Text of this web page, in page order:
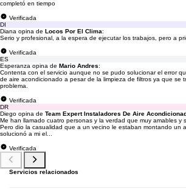
completó en tiempo
Verificada
DI
Diana opina de Locos Por El Clima:
Serio y profesional, a la espera de ejecutar los trabajos, pero a
Verificada
ES
Esperanza opina de Mario Andres:
Contenta con el servicio aunque no se pudo solucionar el error
de aire acondicionado a pesar de la limpieza de filtros ya que se
problema.
Verificada
DR
Diego opina de Team Expert Instaladores De Aire
Me han llamado cuatro personas y la verdad que muy amables y
Pero dio la casualidad que a un vecino le estaban montando un
solucionó a mi el...
Verificada
Servicios relacionados